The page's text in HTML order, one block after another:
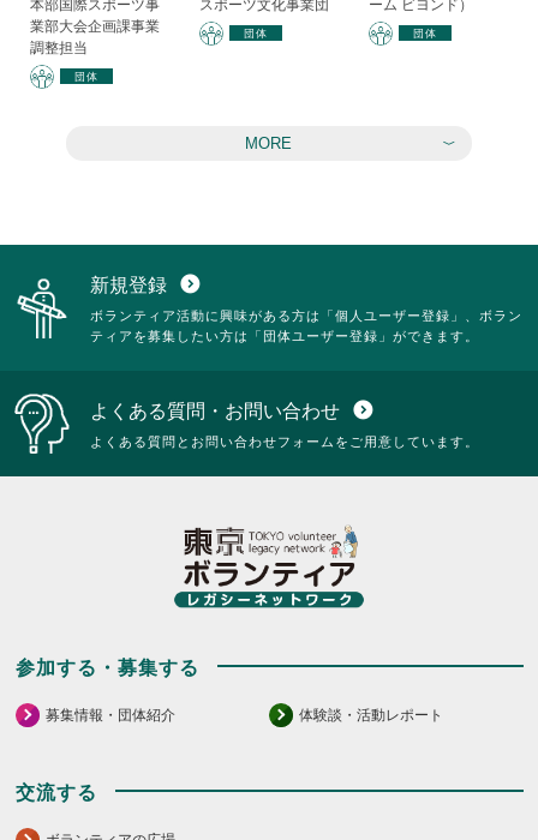
本部国際スポーツ事
業部大会企画課事業
調整担当
団体
スポーツ文化事業団
団体
ーム ビヨンド）
団体
MORE
新規登録 expand_circle_down
ボランティア活動に興味がある方は「個人ユーザー登録」、ボラン
ティアを募集したい方は「団体ユーザー登録」ができます。
よくある質問・お問い合わせ expand_circle_down
よくある質問とお問い合わせフォームをご用意しています。
参加する・募集する
募集情報・団体紹介 体験談・活動レポート
交流する